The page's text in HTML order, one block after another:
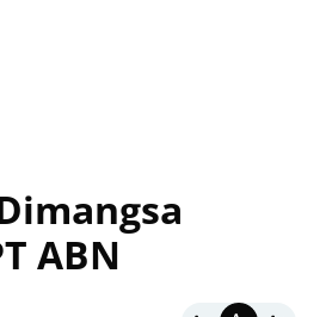
ABN